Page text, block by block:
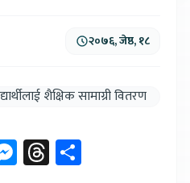
२०७६, जेष्ठ, १८
Messenger
Threads